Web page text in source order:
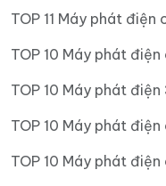
TOP 11 Máy phát
TOP 10 Máy phát
TOP 10 Máy phát
TOP 10 Máy phát
TOP 10 Máy phát